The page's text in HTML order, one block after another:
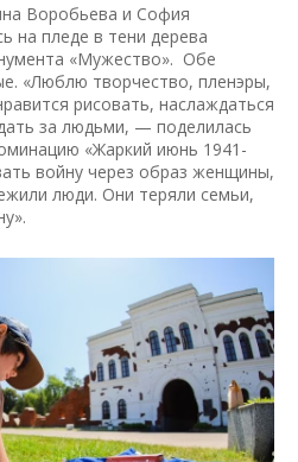
Воробьева и София
на пледе в тени дерева
«Мужество». Обе
«Люблю творчество, пленэры,
рисовать, наслаждаться
за людьми, — поделилась
«Жаркий июнь 1941-
войну через образ женщины,
люди. Они теряли семьи,